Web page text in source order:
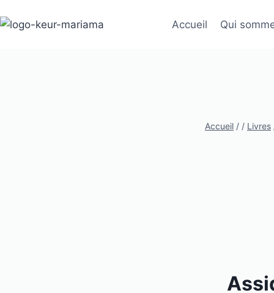
au
Accueil Qui
Accueil / / Livres